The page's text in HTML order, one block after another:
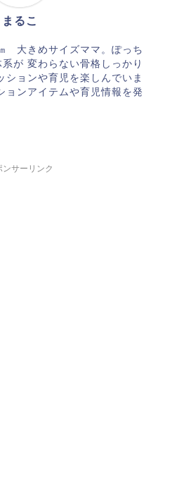
まるこ
大きめサイズママ。ぽっち
が 変わらない骨格しっかり
ションや育児を楽しんでいま
ョンアイテムや育児情報を発
ンサーリンク